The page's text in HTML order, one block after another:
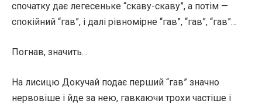
спочатку дає легесеньке “скаву-скаву”, а потім —
спокійний “гав”, і далі рівномірне “гав”, “гав”, “гав”…
Погнав, значить…
На лисицю Докучай подає перший “гав” значно
нервовіше і йде за нею, гавкаючи трохи частіше і